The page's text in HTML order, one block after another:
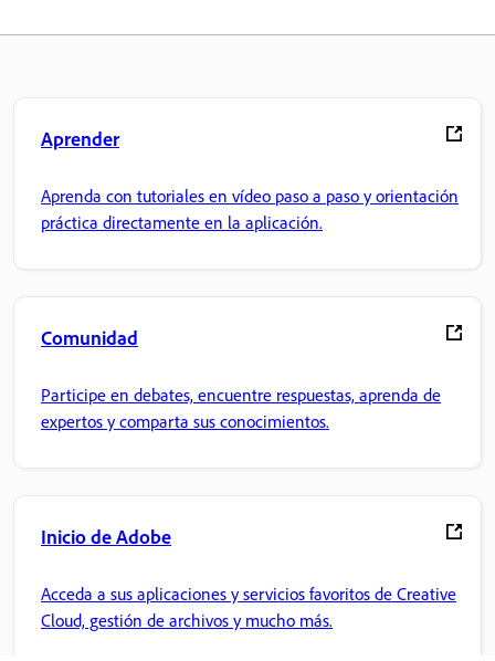
Aprender
Aprenda con tutoriales en vídeo paso a paso y orientación
práctica directamente en la aplicación.
Comunidad
Participe en debates, encuentre respuestas, aprenda de
expertos y comparta sus conocimientos.
Inicio de Adobe
Acceda a sus aplicaciones y servicios favoritos de Creative
Cloud, gestión de archivos y mucho más.